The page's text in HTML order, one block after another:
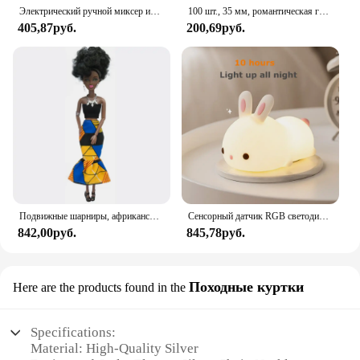
Электрический ручной миксер из нержавеющей стали, Легкий Блендер для выпечки и приготовления пищи
405,87руб.
100 шт., 35 мм, романтическая губка, атласная ткань, лепестки в форме сердца, свадебные конфетти, настольная кровать, лепестки в форме сердца, свадебное украшение на день Святого Валентина
200,69руб.
Подвижные шарниры, африканская черная кукла для американских кукол, аксессуары, тело Nudy с одеждой для Барби, игрушка для девочки, ролевая детская игрушка, подарок
842,00руб.
Сенсорный датчик RGB светодиодный ночник с кроликом, 16 цветов, USB перезаряжаемая силиконовая лампа в виде кролика для детей, детские игрушки, подарок на фестиваль
845,78руб.
Here are the products found in the Походные куртки
Specifications:
Material: High-Quality Silver